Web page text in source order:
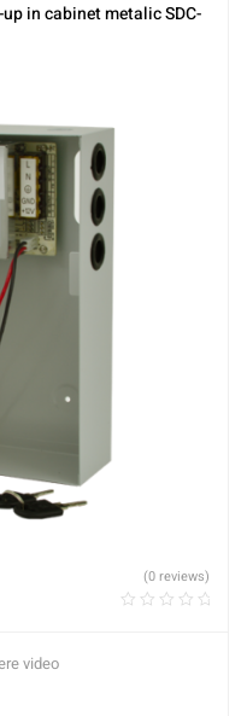
in cabinet metalic SDC-
(0 reviews)
video